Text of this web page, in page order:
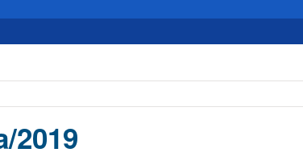
2019